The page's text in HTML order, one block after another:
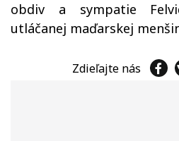
obdiv a sympatie
utláčanej maďarskej
Zdieľajte nás